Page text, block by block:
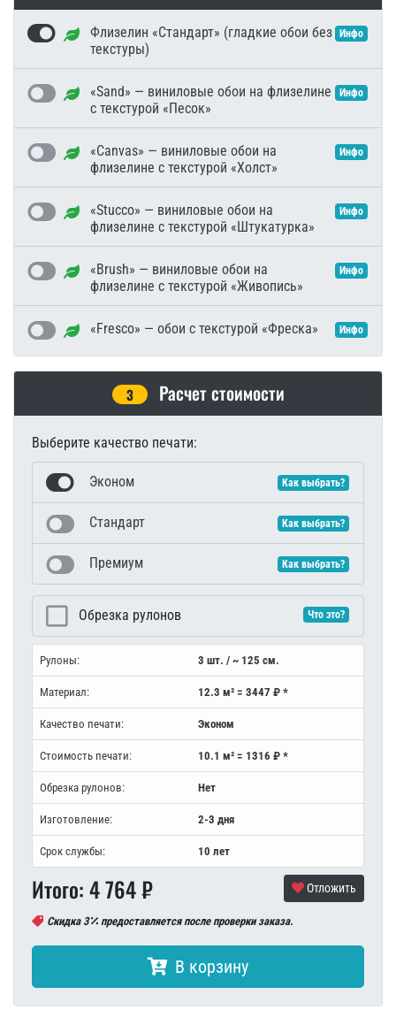
Флизелин «Стандарт» (гладкие обои без
текстуры)
Инфо
«Sand» — виниловые обои на флизелине
с текстурой «Песок»
Инфо
«Canvas» — виниловые обои на
флизелине с текстурой «Холст»
Инфо
«Stucco» — виниловые обои на
флизелине с текстурой «Штукатурка»
Инфо
«Brush» — виниловые обои на
флизелине с текстурой «Живопись»
Инфо
«Fresco» — обои с текстурой «Фреска» Инфо
3 Расчет стоимости
Выберите качество печати:
Эконом Как выбрать?
Стандарт Как выбрать?
Премиум Как выбрать?
Обрезка рулонов Что это?
Рулоны: 3 шт. / ~ 125 см.
Материал: 12.3 м² = 3447 ₽ *
Качество печати: Эконом
Стоимость печати: 10.1 м² = 1316 ₽ *
Обрезка рулонов: Нет
Изготовление: 2-3 дня
Срок службы: 10 лет
Итого:4 764₽ Отложить
Скидка 3 предоставляется после проверки заказа.
В корзину